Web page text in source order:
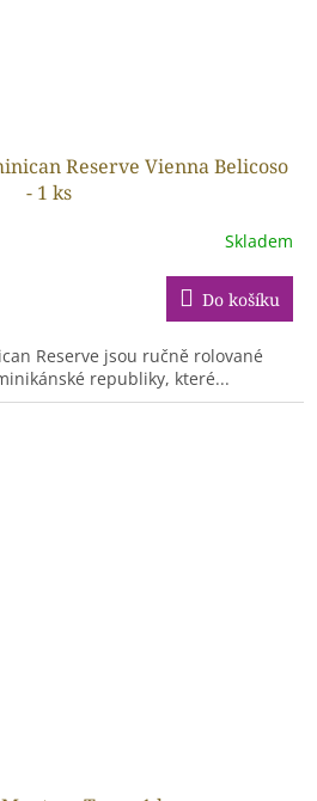
Reserve Vienna Belicoso
- 1 ks
Skladem
Do košíku
Reserve jsou ručně rolované
republiky, které...